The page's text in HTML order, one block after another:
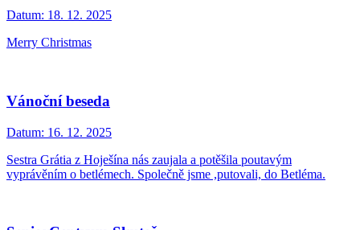
Datum: 18. 12. 2025
Merry Christmas
Vánoční beseda
Datum: 16. 12. 2025
Sestra Grátia z Hoješína nás zaujala a potěšila poutavým
vyprávěním o betlémech. Společně jsme ,putovali, do Betléma.